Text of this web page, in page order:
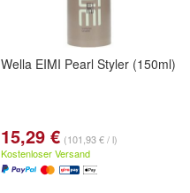
Wella EIMI Pearl Styler (150ml)
15,29 € (101,93 € / l)
Kostenloser Versand